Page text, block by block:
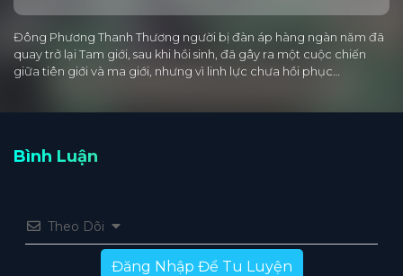
Đông Phương Thanh Thương người bị đàn áp hàng ngàn năm đã
quay trở lại Tam giới, sau khi hồi sinh, đã gây ra một cuộc chiến
giữa tiên giới và ma giới, nhưng vì linh lực chưa hồi phục…
Bình Luận
Theo Dõi
Đăng Nhập Để Tu Luyện